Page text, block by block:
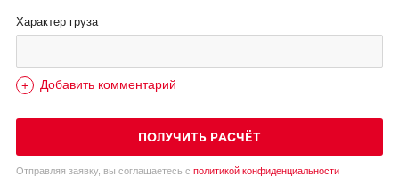
Характер груза
Добавить комментарий
ПОЛУЧИТЬ РАСЧЁТ
Отправляя заявку, вы соглашаетесь с политикой конфиденциальности